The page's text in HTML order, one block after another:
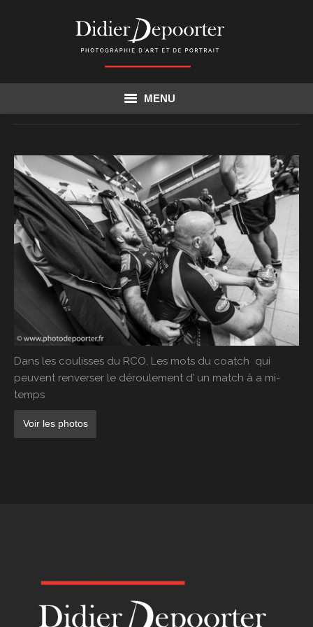
MENU
Actualités
Corporate entreprise
Particulier
Mes travaux
Illustration
Qui suis-je
Dans les coulisses du RCO, Les mots du coatch qui
peuvent renverser le déroulement d’ un match à a mi-
temps
Voir les photos